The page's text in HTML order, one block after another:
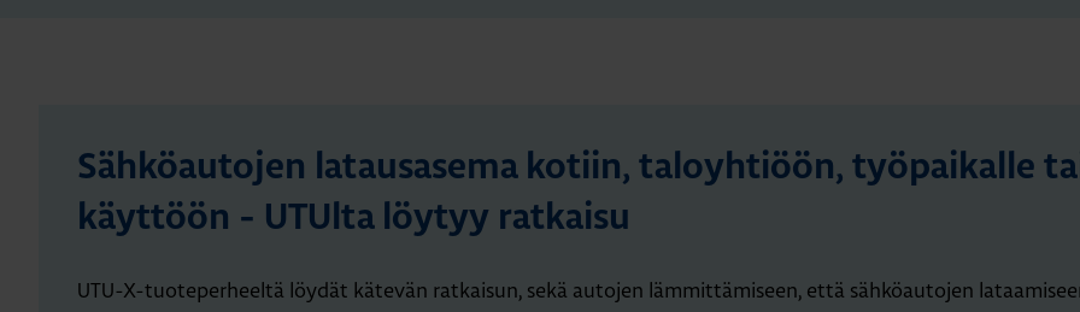
Sähköautojen latausasema kotiin, taloyhtiöön, työpaikalle
käyttöön - UTUlta löytyy ratkaisu
UTU-X-tuoteperheeltä löydät kätevän ratkaisun, sekä autojen lämmittämiseen, että sähköautojen